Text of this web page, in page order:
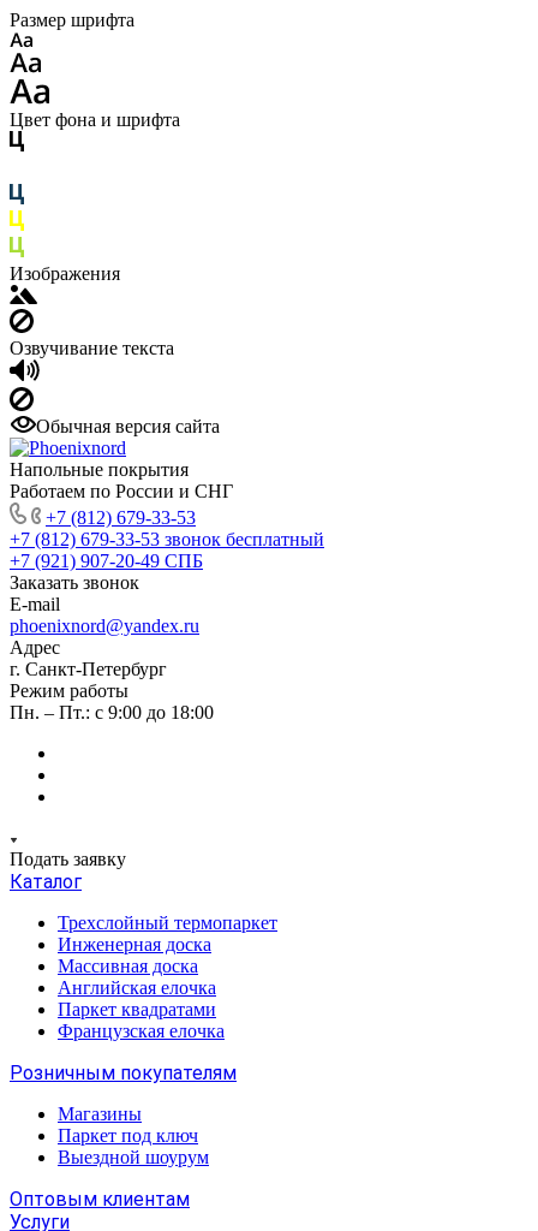
Размер шрифта
Цвет фона и шрифта
Изображения
Озвучивание текста
Обычная версия сайта
Напольные покрытия
Работаем по России и СНГ
+7 (812) 679-33-53
+7 (812) 679-33-53 звонок бесплатный
+7 (921) 907-20-49 СПБ
Заказать звонок
E-mail
phoenixnord@yandex.ru
Адрес
г. Санкт-Петербург
Режим работы
Пн. – Пт.: с 9:00 до 18:00
Подать заявку
Каталог
Трехслойный термопаркет
Инженерная доска
Массивная доска
Английская елочка
Паркет квадратами
Французская елочка
Розничным покупателям
Магазины
Паркет под ключ
Выездной шоурум
Оптовым клиентам
Услуги